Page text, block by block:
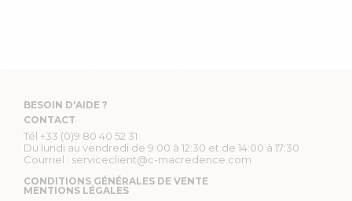
BESOIN D'AIDE ?
CONTACT
Tél +33 (0)9 80 40 52 31
Du lundi au vendredi de 9:00 à 12:30 et de 14:00 à 17:30
Courriel : serviceclient@c-macredence.com
CONDITIONS GÉNÉRALES DE VENTE
MENTIONS LÉGALES